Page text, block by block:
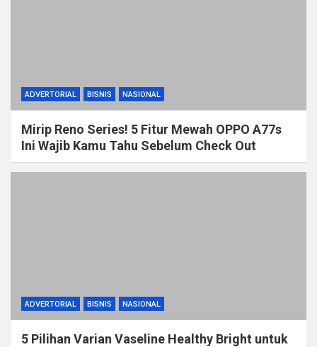
ADVERTORIAL BISNIS NASIONAL
Mirip Reno Series! 5 Fitur Mewah OPPO A77s
Ini Wajib Kamu Tahu Sebelum Check Out
ADVERTORIAL BISNIS NASIONAL
5 Pilihan Varian Vaseline Healthy Bright untuk